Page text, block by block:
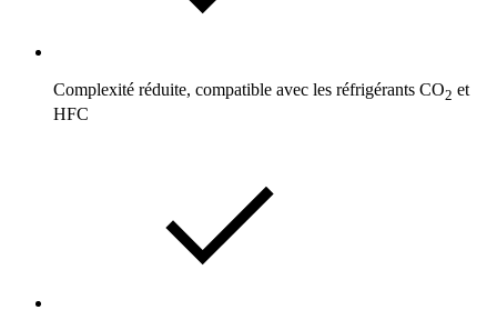
Complexité réduite, compatible avec les réfrigérants CO2 et
HFC